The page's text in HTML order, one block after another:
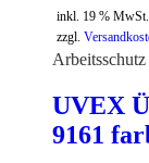
inkl. 19 % MwSt.
zzgl.
Arbeitsschutz
UVEX
9161